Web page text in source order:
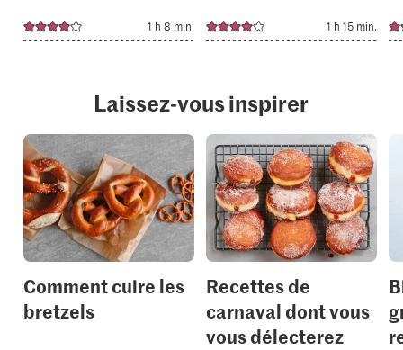
1 h 8 min. 1 h 15 min.
Laissez-vous inspirer
Comment cuire les
bretzels
Recettes de
carnaval dont vous
vous délecterez